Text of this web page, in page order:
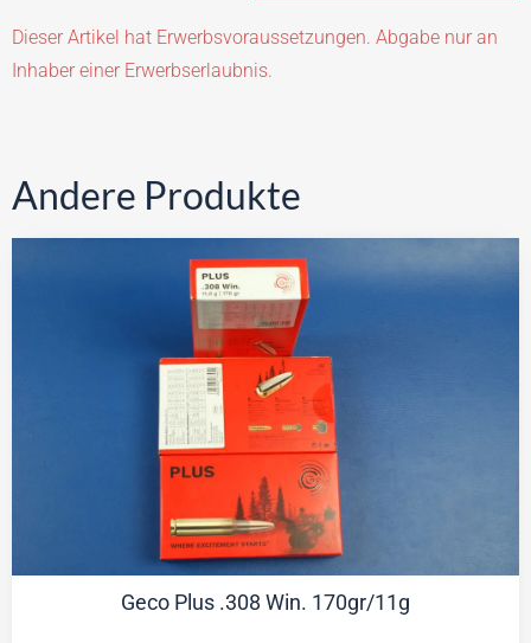
Dieser Artikel hat Erwerbsvoraussetzungen. Abgabe nur an
Inhaber einer Erwerbserlaubnis.
Andere Produkte
Geco Plus .308 Win. 170gr/11g